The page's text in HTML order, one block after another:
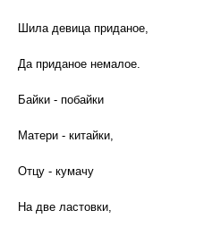
Шила девица приданое,
Да приданое немалое.
Байки - побайки
Матери - китайки,
Отцу - кумачу
На две ластовки,